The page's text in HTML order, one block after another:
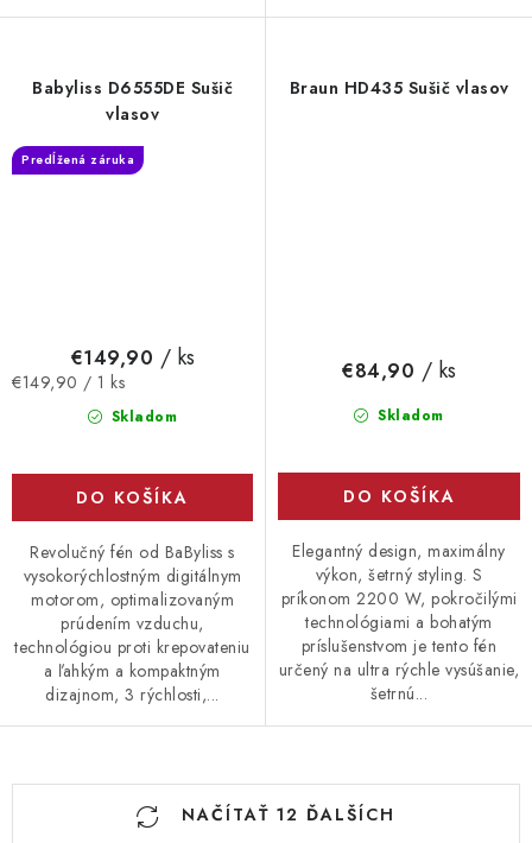
Babyliss D6555DE Sušič
vlasov
Predĺžená záruka
Skladom
€149,90 / ks
Jednotková
€149,90 / 1 ks
DO KOŠÍKA
Revolučný fén od BaByliss s
vysokorýchlostným digitálnym
motorom, optimalizovaným
prúdením vzduchu,
technológiou proti krepovateniu
a ľahkým a kompaktným
dizajnom, 3 rýchlosti,...
Braun HD435 Sušič vlasov
Skladom
€84,90 / ks
DO KOŠÍKA
Elegantný design, maximálny
výkon, šetrný styling. S
príkonom 2200 W, pokročilými
technológiami a bohatým
príslušenstvom je tento fén
určený na ultra rýchle vysúšanie,
šetrnú...
NAČÍTAŤ 12 ĎALŠÍCH